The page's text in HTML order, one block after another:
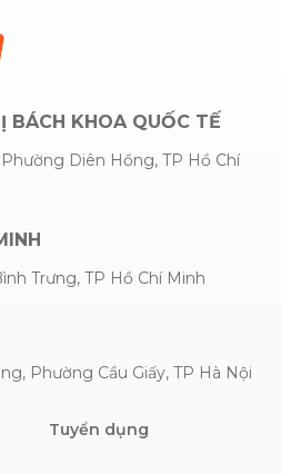
BÁCH KHOA QUỐC TẾ
Diên Hồng, TP Hồ Chí
Trưng, TP Hồ Chí Minh
Phường Cầu Giấy, TP Hà Nội
Tuyển dụng